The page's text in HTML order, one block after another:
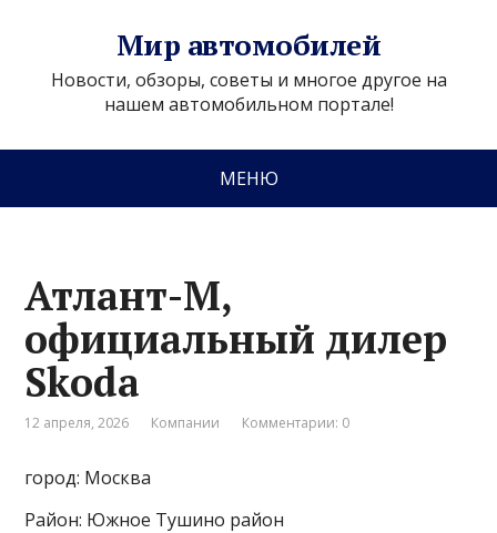
Мир автомобилей
Новости, обзоры, советы и многое другое на
нашем автомобильном портале!
МЕНЮ
Атлант-М,
официальный дилер
Skoda
12 апреля, 2026 Компании Комментарии: 0
город: Москва
Район: Южное Тушино район